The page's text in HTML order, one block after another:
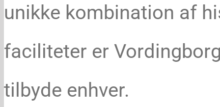
unikke kombination af
faciliteter er
tilbyde enhver.